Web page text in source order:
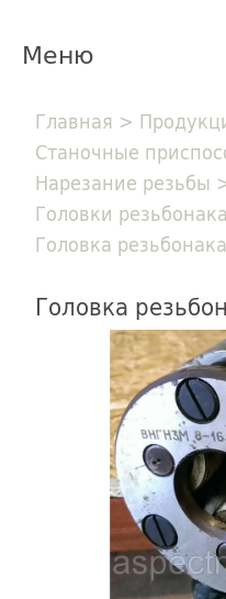
Меню
Главная >
Станочные
Нарезание резьбы
Головки
Головка
Головка